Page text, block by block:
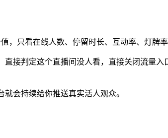
只看在线人数、停留时长、互动率、灯牌率
接判定这个直播间没人看，直接关闭流量入
会持续给你推送真实活人观众。